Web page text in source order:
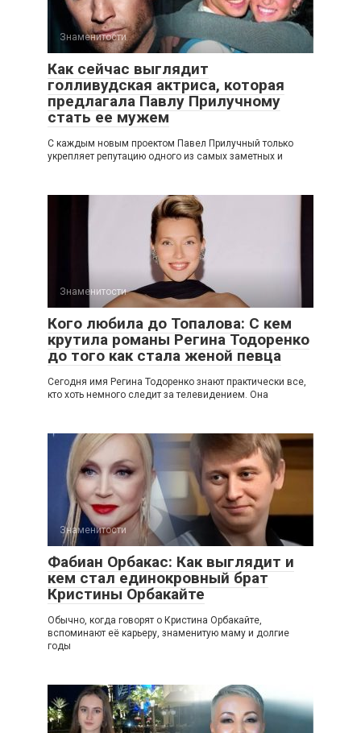
Знаменитости
Как сейчас выглядит
голливудская актриса, которая
предлагала Павлу Прилучному
стать ее мужем
С каждым новым проектом Павел Прилучный только
укрепляет репутацию одного из самых заметных и
Знаменитости
Кого любила до Топалова: С кем
крутила романы Регина Тодоренко
до того как стала женой певца
Сегодня имя Регина Тодоренко знают практически все,
кто хоть немного следит за телевидением. Она
Знаменитости
Фабиан Орбакас: Как выглядит и
кем стал единокровный брат
Кристины Орбакайте
Обычно, когда говорят о Кристина Орбакайте,
вспоминают её карьеру, знаменитую маму и долгие
годы